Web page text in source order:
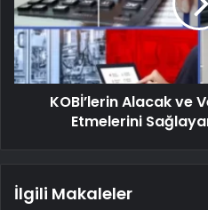
KOBİ’lerin Alacak ve
Etmelerini
İlgili Makaleler